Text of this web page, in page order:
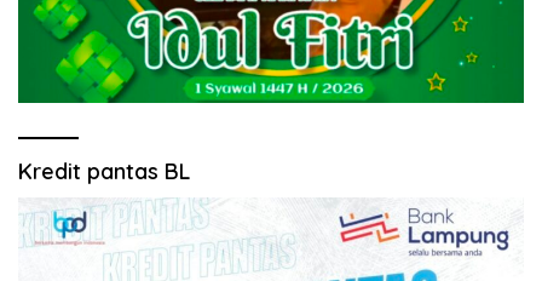
Kredit pantas BL